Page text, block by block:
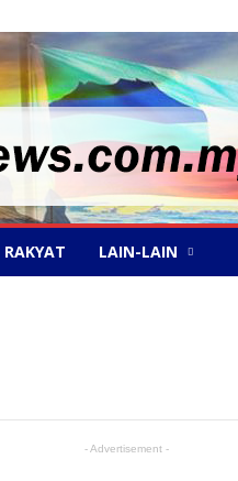
LAIN-LAIN
- Advertisement -